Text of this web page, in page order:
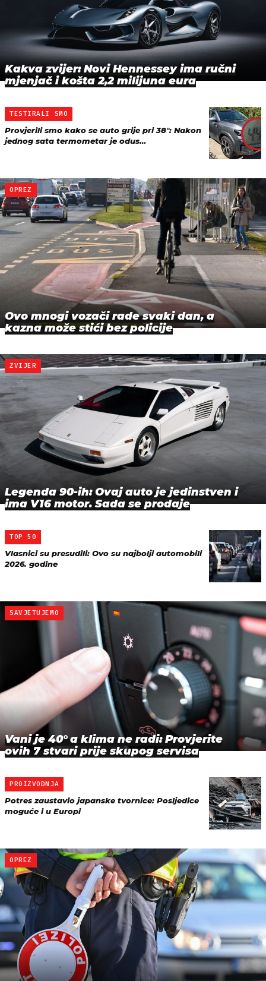
Kakva zvijer: Novi Hennessey ima ručni
mjenjač i košta 2,2 milijuna eura
TESTIRALI SMO
Provjerili smo kako se auto grije pri 38°: Nakon
jednog sata termometar je odus…
OPREZ
Ovo mnogi vozači rade svaki dan, a
kazna može stići bez policije
ZVIJER
Legenda 90-ih: Ovaj auto je jedinstven i
ima V16 motor. Sada se prodaje
TOP 50
Vlasnici su presudili: Ovo su najbolji automobili
2026. godine
SAVJETUJEMO
Vani je 40° a klima ne radi: Provjerite
ovih 7 stvari prije skupog servisa
PROIZVODNJA
Potres zaustavio japanske tvornice: Posljedice
moguće i u Europi
OPREZ